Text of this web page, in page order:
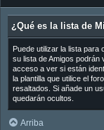
¿Qué es la lista de
Puede utilizar la lista
su lista de Amigos podrán
acceso a ver si están
la plantilla que utilice el
resaltados. Si añade un
quedarán ocultos.
Arriba